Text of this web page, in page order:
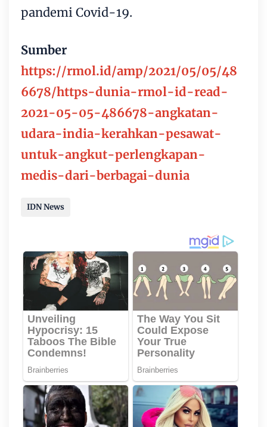
pandemi Covid-19.
Sumber
https://rmol.id/amp/2021/05/05/48
6678/https-dunia-rmol-id-read-
2021-05-05-486678-angkatan-
udara-india-kerahkan-pesawat-
untuk-angkut-perlengkapan-
medis-dari-berbagai-dunia
IDN News